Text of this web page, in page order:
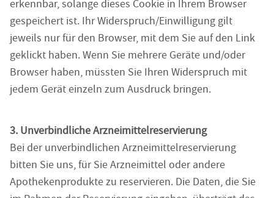
erkennbar, solange dieses Cookie in Ihrem Browser
gespeichert ist. Ihr Widerspruch/Einwilligung gilt
jeweils nur für den Browser, mit dem Sie auf den Link
geklickt haben. Wenn Sie mehrere Geräte und/oder
Browser haben, müssten Sie Ihren Widerspruch mit
jedem Gerät einzeln zum Ausdruck bringen.
3. Unverbindliche Arzneimittelreservierung
Bei der unverbindlichen Arzneimittelreservierung
bitten Sie uns, für Sie Arzneimittel oder andere
Apothekenprodukte zu reservieren. Die Daten, die Sie